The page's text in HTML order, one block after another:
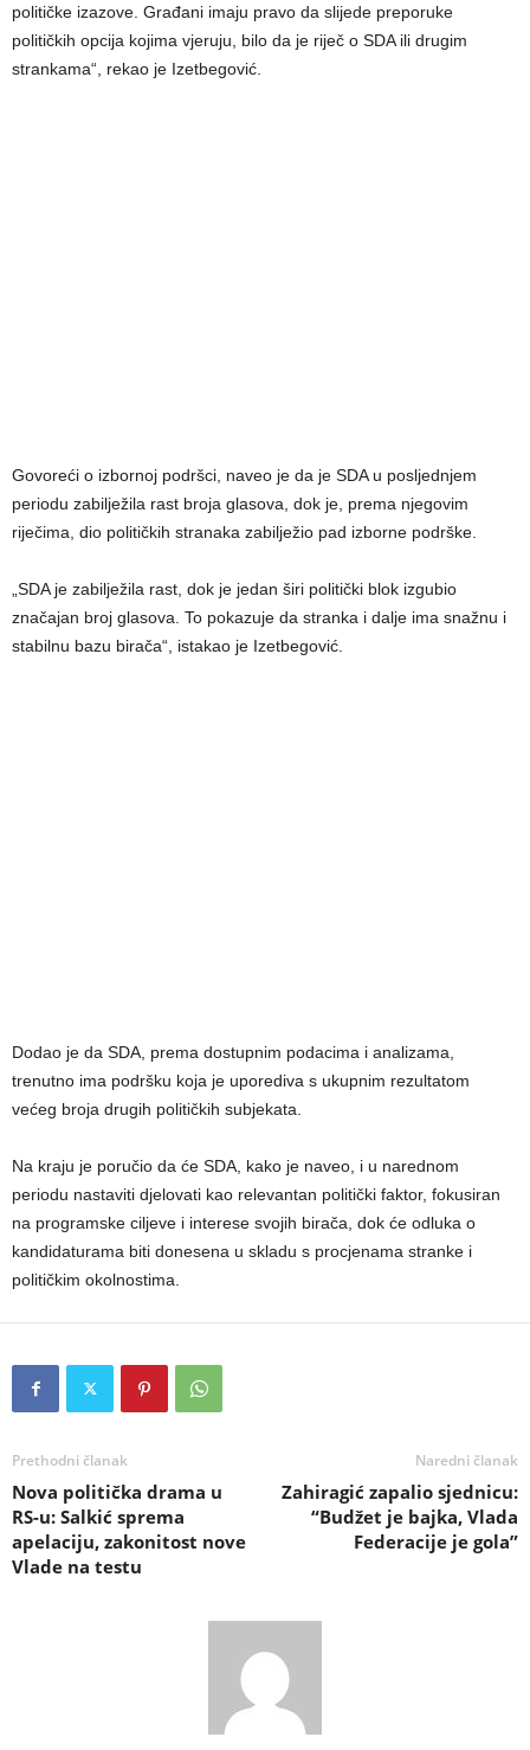
političke izazove. Građani imaju pravo da slijede preporuke
političkih opcija kojima vjeruju, bilo da je riječ o SDA ili drugim
strankama“, rekao je Izetbegović.
Govoreći o izbornoj podršci, naveo je da je SDA u posljednjem
periodu zabilježila rast broja glasova, dok je, prema njegovim
riječima, dio političkih stranaka zabilježio pad izborne podrške.
„SDA je zabilježila rast, dok je jedan širi politički blok izgubio
značajan broj glasova. To pokazuje da stranka i dalje ima snažnu i
stabilnu bazu birača“, istakao je Izetbegović.
Dodao je da SDA, prema dostupnim podacima i analizama,
trenutno ima podršku koja je uporediva s ukupnim rezultatom
većeg broja drugih političkih subjekata.
Na kraju je poručio da će SDA, kako je naveo, i u narednom
periodu nastaviti djelovati kao relevantan politički faktor, fokusiran
na programske ciljeve i interese svojih birača, dok će odluka o
kandidaturama biti donesena u skladu s procjenama stranke i
političkim okolnostima.
Prethodni članak
Nova politička drama u
RS-u: Salkić sprema
apelaciju, zakonitost nove
Vlade na testu
Naredni članak
Zahiragić zapalio sjednicu:
“Budžet je bajka, Vlada
Federacije je gola”